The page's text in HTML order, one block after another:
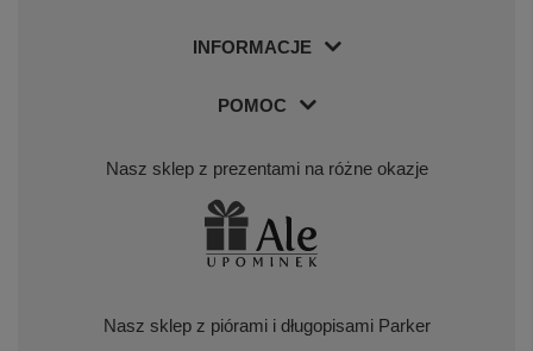
INFORMACJE
POMOC
Nasz sklep z prezentami na różne okazje
Nasz sklep z piórami i długopisami Parker